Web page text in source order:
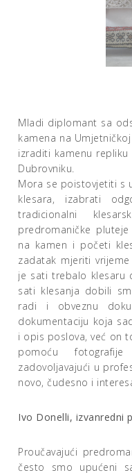
Mladi diplomant sa
kamena na
izraditi kamenu repliku
Dubrovniku.
Mora se poistovjetiti s
klesara, izabrati
tradicionalni
predromaničke
na kamen i početi
zadatak mjeriti
je sati trebalo klesaru
sati klesanja dobili
radi i obveznu
dokumentaciju koja
i opis poslova, već on
pomoću
zadovoljavajući u
novo, čudesno i
Ivo Donelli, izvanredni
Proučavajući
često smo upućeni